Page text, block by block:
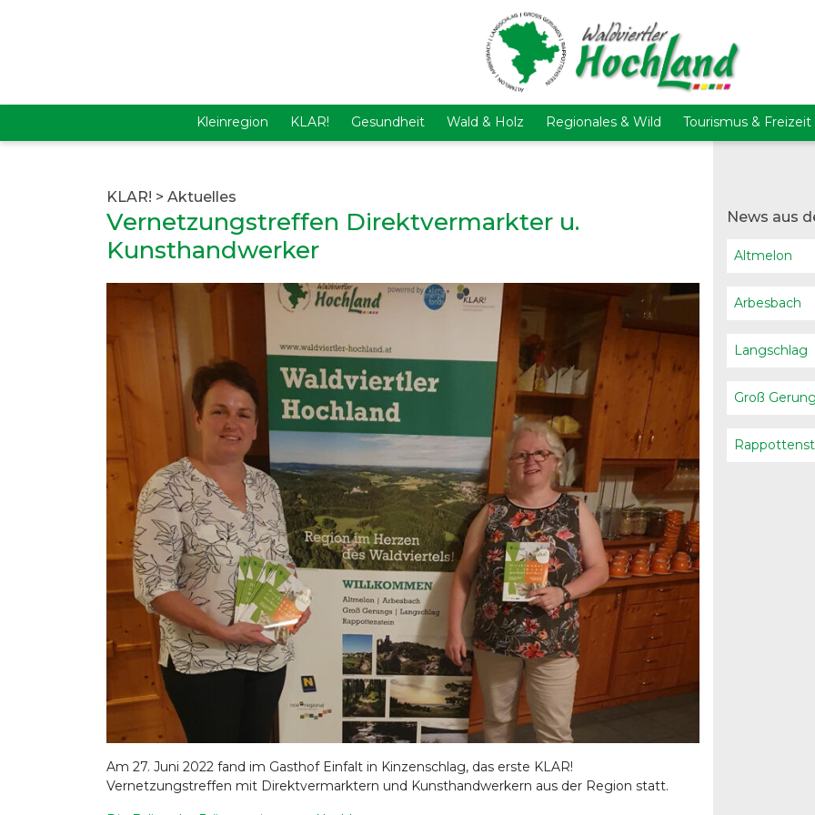
Kleinregion KLAR! Gesundheit Wald & Holz Regionales & Wild Tourismus & Freizeit
KLAR! > Aktuelles
Vernetzungstreffen Direktvermarkter u.
Kunsthandwerker
Am 27. Juni 2022 fand im Gasthof Einfalt in Kinzenschlag, das erste KLAR!
Vernetzungstreffen mit Direktvermarktern und Kunsthandwerkern aus der Region statt.
News aus
Altmelon
Arbesbach
Langschlag
Groß